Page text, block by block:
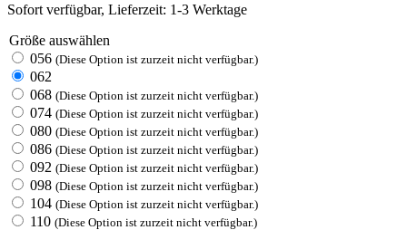
Sofort verfügbar, Lieferzeit: 1-3 Werktage
Größe auswählen
056 (Diese Option ist zurzeit nicht verfügbar.)
062
068 (Diese Option ist zurzeit nicht verfügbar.)
074 (Diese Option ist zurzeit nicht verfügbar.)
080 (Diese Option ist zurzeit nicht verfügbar.)
086 (Diese Option ist zurzeit nicht verfügbar.)
092 (Diese Option ist zurzeit nicht verfügbar.)
098 (Diese Option ist zurzeit nicht verfügbar.)
104 (Diese Option ist zurzeit nicht verfügbar.)
110 (Diese Option ist zurzeit nicht verfügbar.)